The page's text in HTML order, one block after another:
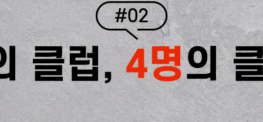
#02
클럽,4명의